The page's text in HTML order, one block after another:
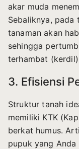
akar muda
Sebaliknya, pada
tanaman akan
sehingga
terhambat
3. Efisiensi
Struktur tanah
memiliki KTK
berkat humus.
pupuk yang